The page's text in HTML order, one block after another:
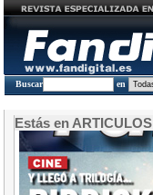
Buscar en
Estás en ARTICULOS